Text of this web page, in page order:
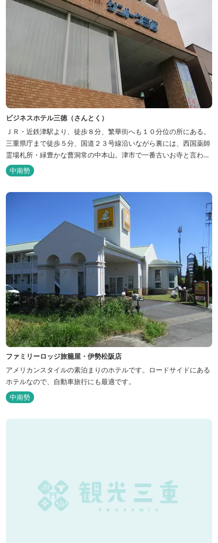
ビジネスホテル三徳（さんとく）
ＪＲ・近鉄津駅より、徒歩８分、繁華街へも１０分位の所にある。
三重県庁まで徒歩５分、国道２３号線沿いながら裏には、西国薬師
霊場札所・緑豊かな曹洞常の中本山。津市で一番古いお寺と言われ
る塔世山四天王寺があります。
中南勢
ファミリーロッジ旅籠屋・伊勢松阪店
アメリカンスタイルの素泊まりのホテルです。ロードサイドにある
ホテルなので、自動車旅行にも最適です。
中南勢